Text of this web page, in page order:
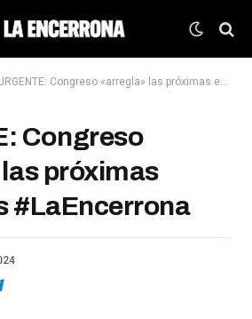
Congreso «arregla» las próximas elecciones #LaEncerrona
Congreso
próximas
#LaEncerrona